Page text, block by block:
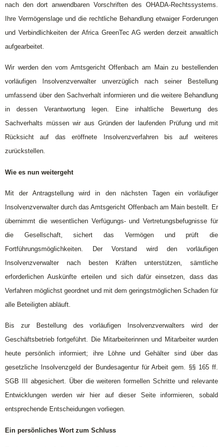
nach den dort anwendbaren Vorschriften des OHADA-Rechtssystems.
Ihre Vermögenslage und die rechtliche Behandlung etwaiger Forderungen
und Verbindlichkeiten der Africa GreenTec AG werden derzeit anwaltlich
aufgearbeitet.
Wir werden den vom Amtsgericht Offenbach am Main zu bestellenden
vorläufigen Insolvenzverwalter unverzüglich nach seiner Bestellung
umfassend über den Sachverhalt informieren und die weitere Behandlung
in dessen Verantwortung legen. Eine inhaltliche Bewertung des
Sachverhalts müssen wir aus Gründen der laufenden Prüfung und mit
Rücksicht auf das eröffnete Insolvenzverfahren bis auf weiteres
zurückstellen.
Wie es nun weitergeht
Mit der Antragstellung wird in den nächsten Tagen ein vorläufiger
Insolvenzverwalter durch das Amtsgericht Offenbach am Main bestellt. Er
übernimmt die wesentlichen Verfügungs- und Vertretungsbefugnisse für
die Gesellschaft, sichert das Vermögen und prüft die
Fortführungsmöglichkeiten. Der Vorstand wird den vorläufigen
Insolvenzverwalter nach besten Kräften unterstützen, sämtliche
erforderlichen Auskünfte erteilen und sich dafür einsetzen, dass das
Verfahren möglichst geordnet und mit dem geringstmöglichen Schaden für
alle Beteiligten abläuft.
Bis zur Bestellung des vorläufigen Insolvenzverwalters wird der
Geschäftsbetrieb fortgeführt. Die Mitarbeiterinnen und Mitarbeiter wurden
heute persönlich informiert; ihre Löhne und Gehälter sind über das
gesetzliche Insolvenzgeld der Bundesagentur für Arbeit gem. §§ 165 ff.
SGB III abgesichert. Über die weiteren formellen Schritte und relevante
Entwicklungen werden wir hier auf dieser Seite informieren, sobald
entsprechende Entscheidungen vorliegen.
Ein persönliches Wort zum Schluss